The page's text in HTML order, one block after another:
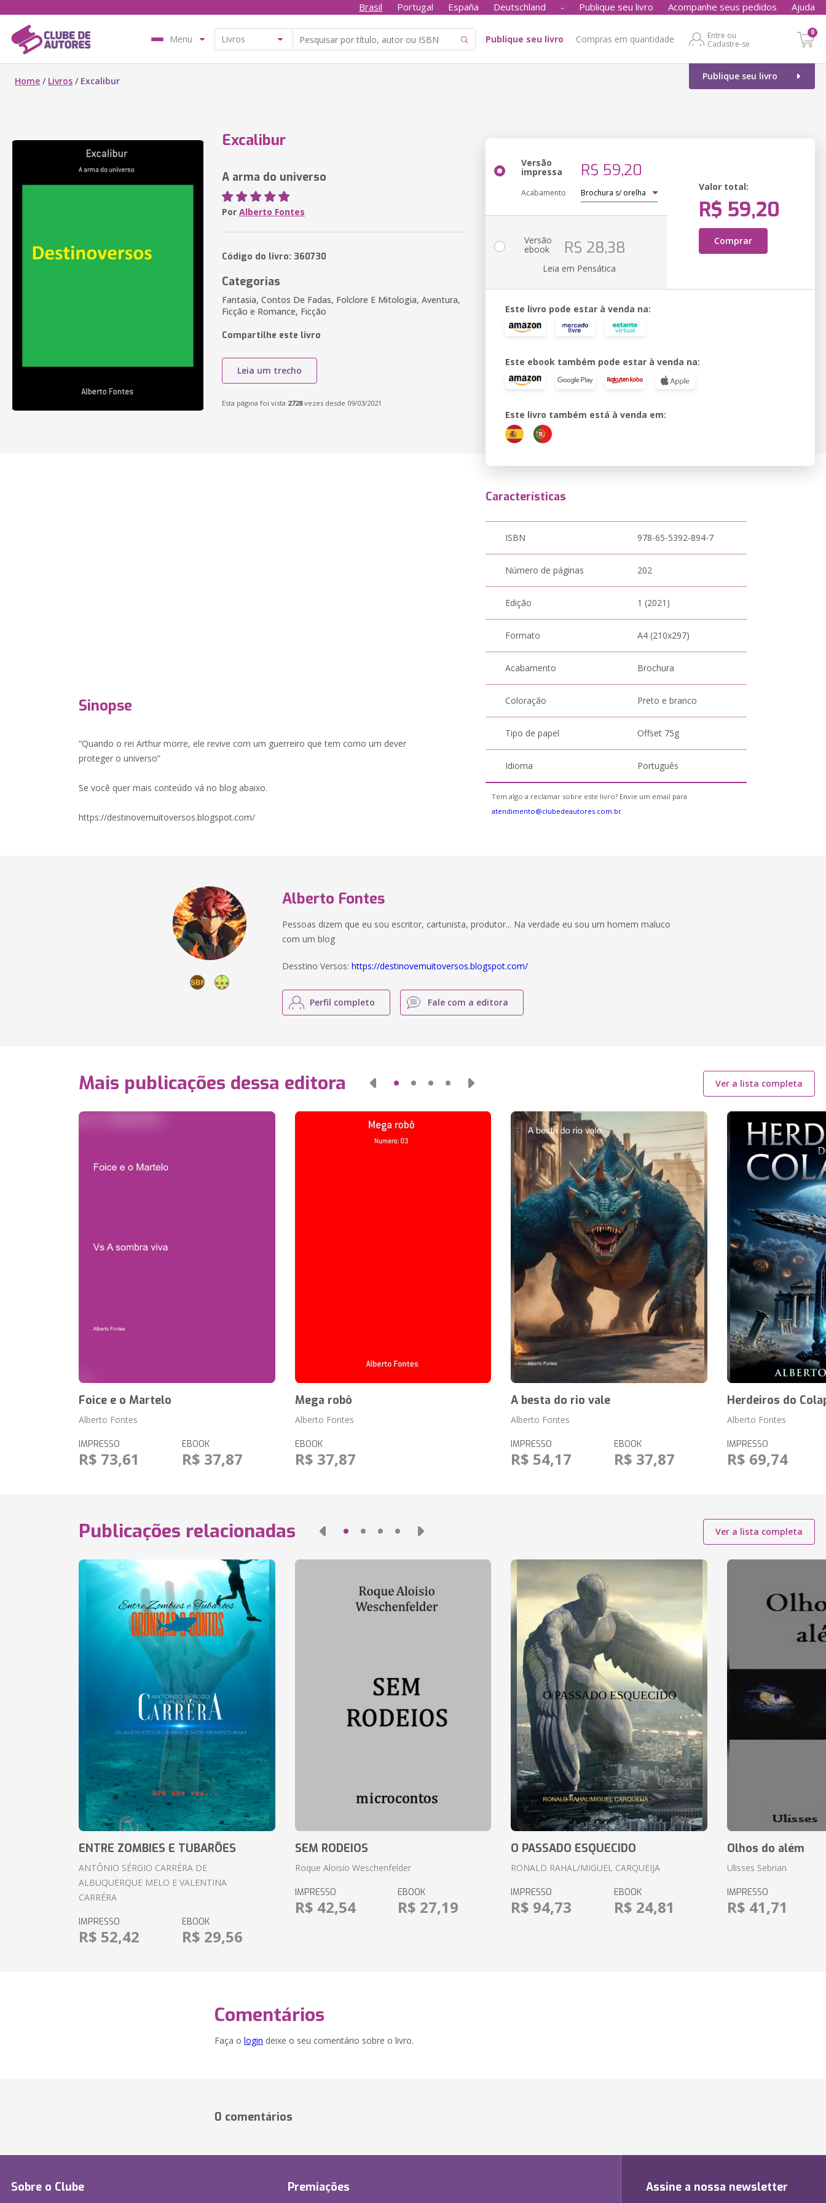
Brasil Portugal España Deutschland - Publique seu livro Acompanhe seus pedidos Ajuda
Menu Publique seu livro Compras em quantidade
Entre ou
Cadastre-se
0
Publique seu livro
Home / Livros / Excalibur
Excalibur
A arma do universo
Por Alberto Fontes
Código do livro: 360730
Categorias
Fantasia, Contos De Fadas, Folclore E Mitologia, Aventura,
Ficção e Romance, Ficção
Compartilhe este livro
Leia um trecho
Esta página foi vista 2728vezes desde 09/03/2021
Versão
impressa R$ 59,20
Acabamento
Valor total:
R$ 59,20
Comprar
Versão
ebook R$ 28,38
Leia em Pensática
Este livro pode estar à venda na:
Este ebook também pode estar à venda na:
Este livro também está à venda em:
Sinopse
“Quando o rei Arthur morre, ele revive com um guerreiro que tem como um dever
proteger o universo”
Se você quer mais conteúdo vá no blog abaixo.
https://destinovemuitoversos.blogspot.com/
Características
ISBN 978-65-5392-894-7
Número de páginas 202
Edição 1 (2021)
Formato A4 (210x297)
Acabamento Brochura
Coloração Preto e branco
Tipo de papel Offset 75g
Idioma Português
Tem algo a reclamar sobre este livro? Envie um email para
atendimento@clubedeautores.com.br
Alberto Fontes
Pessoas dizem que eu sou escritor, cartunista, produtor... Na verdade eu sou um homem maluco
com um blog
Desstino Versos:https://destinovemuitoversos.blogspot.com/
Perfil completo Fale com a editora
Mais publicações dessa editora Ver a lista completa
Foice e o Martelo
Alberto Fontes
IMPRESSO
R$ 73,61
EBOOK
R$ 37,87
Mega robô
Alberto Fontes
EBOOK
R$ 37,87
A besta do rio vale
Alberto Fontes
IMPRESSO
R$ 54,17
EBOOK
R$ 37,87
Herdeiros do
Alberto Fontes
IMPRESSO
R$ 69,74
Publicações relacionadas Ver a lista completa
ENTRE ZOMBIES E TUBARÕES
ANTÔNIO SÉRGIO CARRÉRA DE
ALBUQUERQUE MELO E VALENTINA
CARRÉRA
IMPRESSO
R$ 52,42
EBOOK
R$ 29,56
SEM RODEIOS
Roque Aloisio Weschenfelder
IMPRESSO
R$ 42,54
EBOOK
R$ 27,19
O PASSADO ESQUECIDO
RONALD RAHAL/MIGUEL CARQUEIJA
IMPRESSO
R$ 94,73
EBOOK
R$ 24,81
Olhos do além
Ulisses Sebrian
IMPRESSO
R$ 41,71
Comentários
Faça o login deixe o seu comentário sobre o livro.
0 comentários
Sobre o Clube Premiações Assine a nossa newsletter